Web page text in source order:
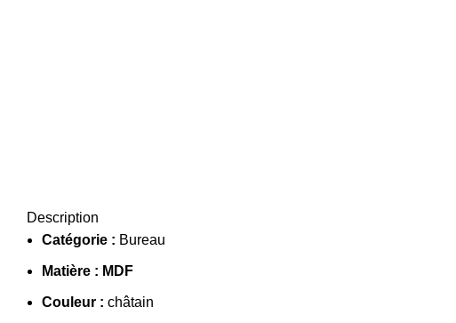
Description
Catégorie : Bureau
Matière : MDF
Couleur : châtain